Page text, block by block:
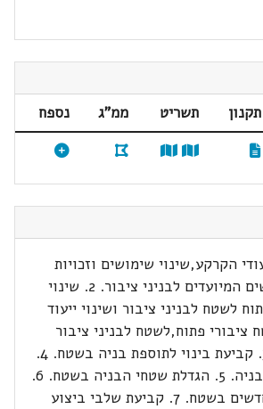
תקנון תשריט ממ"ג
נספח
הקרקע,שינוי שימושים וזכויות
בניה בשטחי מגרשים המיועדים לבניני ציבור. 2. שינוי
לשטח לבניני ציבור ושינוי ייעוד
פתוח,לשטח לבניני ציבור
ולמגורים מיוחד. 3. קביעת בינוי לתוספת בניה בשטח. 4.
קביעת קווי בנין לבניה. 5. הגדלת שטחי הבניה בשטח. 6.
קביעת שימושים חדשים בשטח. 7. קביעת שלבי ביצוע